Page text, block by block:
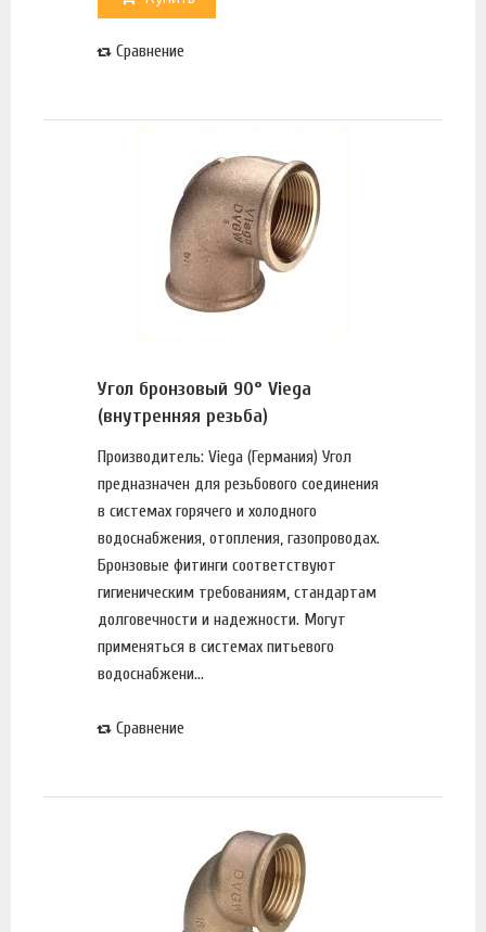
Сравнение
Угол бронзовый 90° Viega
(внутренняя резьба)
Производитель: Viega (Германия) Угол
предназначен для резьбового соединения
в системах горячего и холодного
водоснабжения, отопления, газопроводах.
Бронзовые фитинги соответствуют
гигиеническим требованиям, стандартам
долговечности и надежности. Могут
применяться в системах питьевого
водоснабжени...
Сравнение